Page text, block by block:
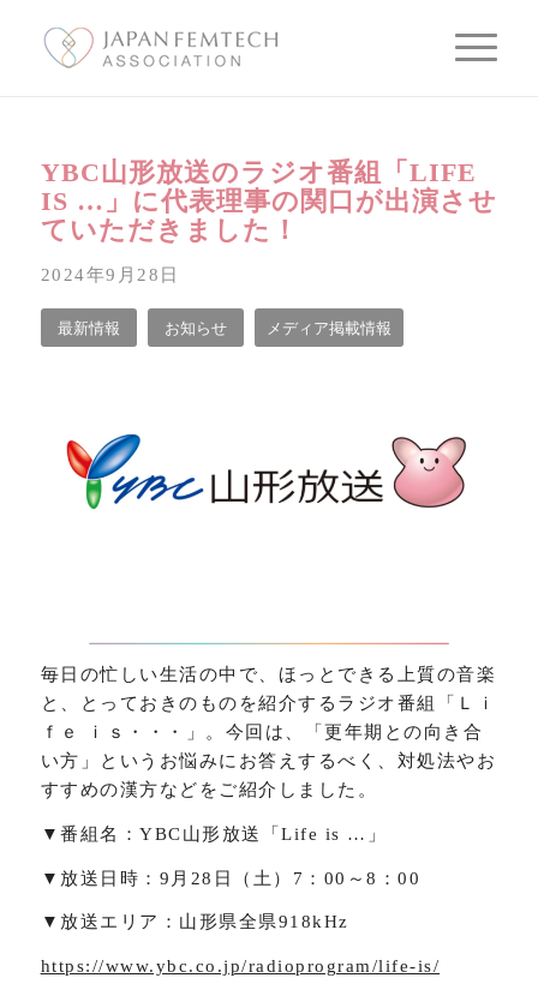
YBC山形放送のラジオ番組「LIFE
IS …」に代表理事の関口が出演させ
ていただきました！
2024年9月28日
最新情報 お知らせ メディア掲載情報
毎日の忙しい生活の中で、ほっとできる上質の音楽
と、とっておきのものを紹介するラジオ番組「Ｌｉ
ｆｅ ｉｓ・・・」。今回は、「更年期との向き合
い方」というお悩みにお答えするべく、対処法やお
すすめの漢方などをご紹介しました。
▼番組名：YBC山形放送「Life is …」
▼放送日時：9月28日（土）7：00～8：00
▼放送エリア：山形県全県918kHz
https://www.ybc.co.jp/radioprogram/life-is/